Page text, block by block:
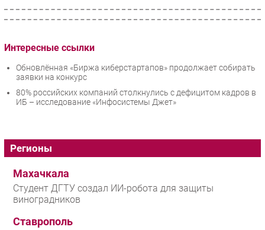
Интересные ссылки
Обновлённая «Биржа киберстартапов» продолжает собирать
заявки на конкурс
80% российских компаний столкнулись с дефицитом кадров в
ИБ – исследование «Инфосистемы Джет»
Регионы
Махачкала
Студент ДГТУ создал ИИ-робота для защиты
виноградников
Ставрополь